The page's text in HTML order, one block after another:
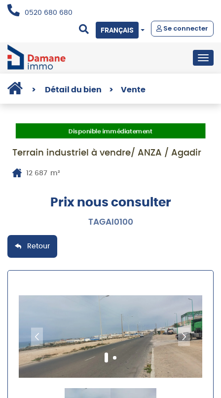
0520 680 680
Se connecter
FRANÇAIS
> Détail du bien > Vente
Disponible immédiatement
Terrain industriel à vendre/ ANZA / Agadir
12 687 m²
Prix nous consulter
TAGAI0100
Retour